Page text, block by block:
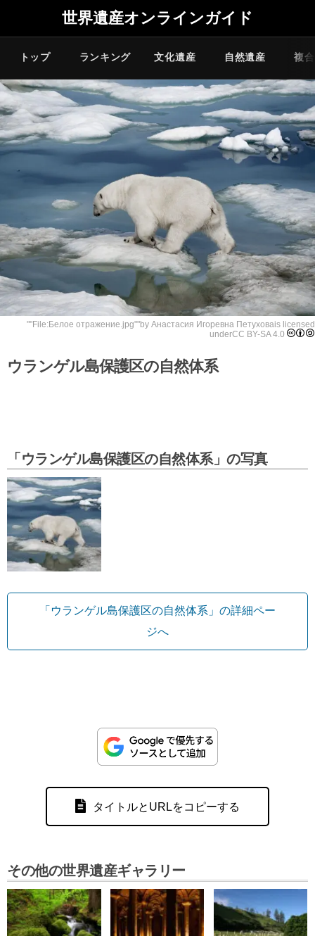
世界遺産オンラインガイド
トップ ランキング 文化遺産 自然遺産 複
""File:Белое отражение.jpg""by Анастасия Игоревна Петуховаis licensed
underCC BY-SA 4.0
ウランゲル島保護区の自然体系
「ウランゲル島保護区の自然体系」の写真
「ウランゲル島保護区の自然体系」の詳細ペー
ジへ
タイトルとURLをコピーする
その他の世界遺産ギャラリー